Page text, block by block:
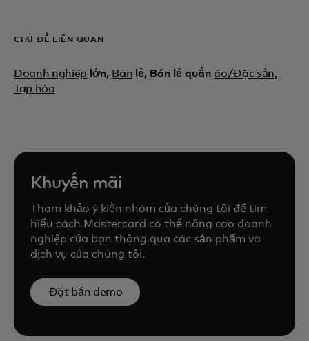
CHỦ ĐỀ LIÊN QUAN
Doanh nghiệp lớn, Bán lẻ, Bán lẻ quần áo/Đặc sản,
Tạp hóa
Khuyến mãi
Tham khảo ý kiến nhóm của chúng tôi để tìm
hiểu cách Mastercard có thể nâng cao doanh
nghiệp của bạn thông qua các sản phẩm và
dịch vụ của chúng tôi.
Đặt bản demo